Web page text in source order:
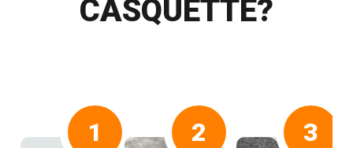
CASQUETTE?
1 2 3